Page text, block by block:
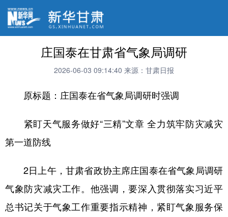
庄国泰在甘肃省气象局调研
2026-06-03 09:14:40 来源：甘肃日报
原标题：庄国泰在省气象局调研时强调
紧盯天气服务做好“三精”文章 全力筑牢防灾减灾
第一道防线
2日上午，甘肃省政协主席庄国泰在省气象局调研
气象防灾减灾工作。他强调，要深入贯彻落实习近平
总书记关于气象工作重要指示精神，紧盯气象服务保